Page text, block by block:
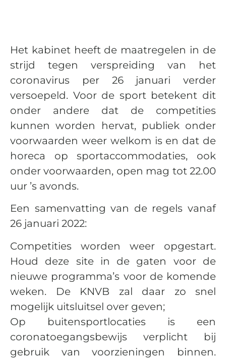
Het kabinet heeft de maatregelen in de
strijd tegen verspreiding van het
coronavirus per 26 januari verder
versoepeld. Voor de sport betekent dit
onder andere dat de competities
kunnen worden hervat, publiek onder
voorwaarden weer welkom is en dat de
horeca op sportaccommodaties, ook
onder voorwaarden, open mag tot 22.00
uur ’s avonds.
Een samenvatting van de regels vanaf
26 januari 2022:
Competities worden weer opgestart.
Houd deze site in de gaten voor de
nieuwe programma’s voor de komende
weken. De KNVB zal daar zo snel
mogelijk uitsluitsel over geven;
Op buitensportlocaties is een
coronatoegangsbewijs verplicht bij
gebruik van voorzieningen binnen.